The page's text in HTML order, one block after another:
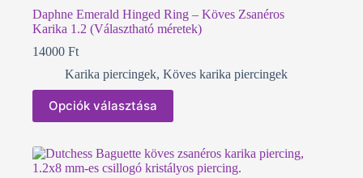
Daphne Emerald Hinged Ring – Köves Zsanéros
Karika 1.2 (Választható méretek)
14000 Ft
Karika piercingek, Köves karika piercingek
Opciók választása
Ennek
terméknek
variációja
van.